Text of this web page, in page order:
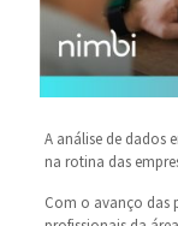
A análise de dados
na rotina das
Com o avanço das